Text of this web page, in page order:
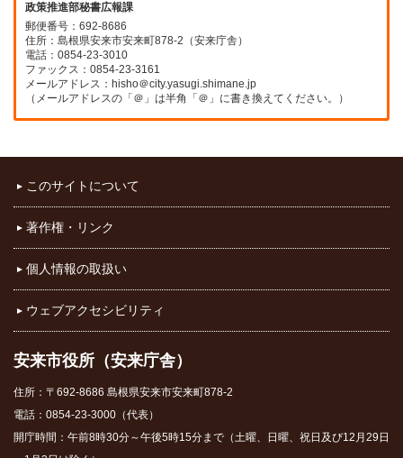
政策推進部秘書広報課
郵便番号：692-8686
住所：島根県安来市安来町878-2（安来庁舎）
電話：0854-23-3010
ファックス：0854-23-3161
メールアドレス：hisho＠city.yasugi.shimane.jp
（メールアドレスの「＠」は半角「＠」に書き換えてください。）
このサイトについて
著作権・リンク
個人情報の取扱い
ウェブアクセシビリティ
安来市役所（安来庁舎）
住所：〒692-8686 島根県安来市安来町878-2
電話：0854-23-3000（代表）
開庁時間：午前8時30分～午後5時15分まで（土曜、日曜、祝日及び12月29日